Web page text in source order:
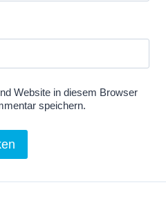
Website in diesem Browser
speichern.